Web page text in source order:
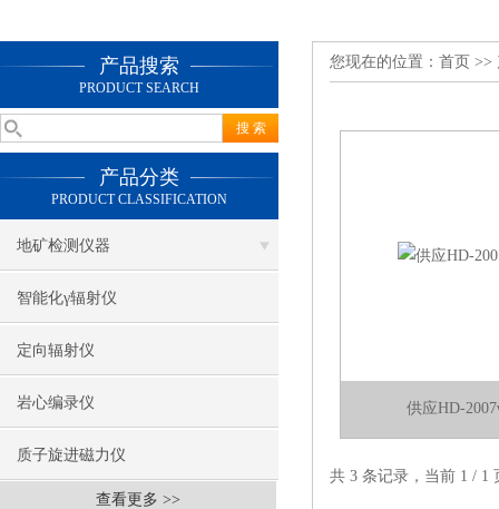
产品搜索
PRODUCT SEARCH
产品分类
PRODUCT CLASSIFICATION
地矿检测仪器
智能化γ辐射仪
定向辐射仪
岩心编录仪
质子旋进磁力仪
查看更多 >>
您现在的位置： 首页 >>
供应HD-
共 3 条记录，当前 1 /